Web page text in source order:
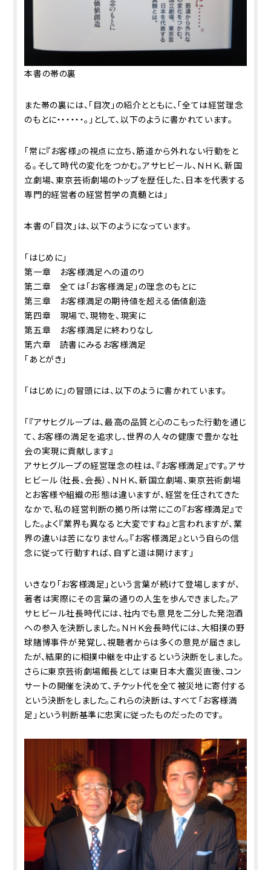
本書の帯の裏
また帯の裏には、「目次」の紹介とともに、「全ては経営理念
のもとに・・・・・・。」として、以下のように書かれています。
「常に『お客様』の視点に立ち、筋道から外れない行動をと
る。そして時代の変化をつかむ。アサヒビール、ＮＨＫ、新国
立劇場、東京芸術劇場のトップを歴任した、日本を代表する
専門的経営者の経営哲学の真髄とは」
本書の「目次」は、以下のようになっています。
「はじめに」
第一章 お客様満足への道のり
第二章 全ては「お客様満足」の理念のもとに
第三章 お客様満足の期待値を超える価値創造
第四章 現場で、現物を、現実に
第五章 お客様満足に終わりなし
第六章 読書にみるお客様満足
「あとがき」
「はじめに」の冒頭には、以下のように書かれています。
「『アサヒグループは、最高の品質と心のこもった行動を通じ
て、お客様の満足を追求し、世界の人々の健康で豊かな社
会の実現に貢献します』
アサヒグループの経営理念の柱は、『お客様満足』です。アサ
ヒビール（社長、会長）、ＮＨＫ、新国立劇場、東京芸術劇場
とお客様や組織の形態は違いますが、経営を任されてきた
なかで、私の経営判断の拠り所は常にこの『お客様満足』で
した。よく『業界も異なると大変ですね』と言われますが、業
界の違いは苦になりません。『お客様満足』という自らの信
念に従って行動すれば、自ずと道は開けます」
いきなり「お客様満足」という言葉が続けて登場しますが、
著者は実際にその言葉の通りの人生を歩んできました。ア
サヒビール社長時代には、社内でも意見を二分した発泡酒
への参入を決断しました。ＮＨＫ会長時代には、大相撲の野
球賭博事件が発覚し、視聴者からは多くの意見が届きまし
たが、結果的に相撲中継を中止するという決断をしました。
さらに東京芸術劇場館長としては東日本大震災直後、コン
サートの開催を決めて、チケット代を全て被災地に寄付する
という決断をしました。これらの決断は、すべて「お客様満
足」という判断基準に忠実に従ったものだったのです。